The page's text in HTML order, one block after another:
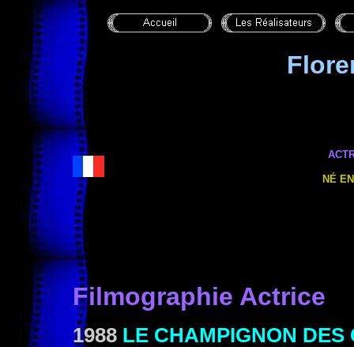
NÉ
Filmographie Actrice
1988 LE CHAMPIGNON DES